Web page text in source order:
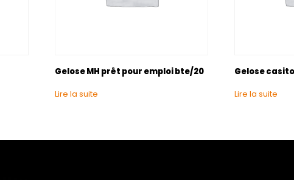
Gelose MH prêt pour emploi bte/20
Lire la suite
Gelose
Lire la suite